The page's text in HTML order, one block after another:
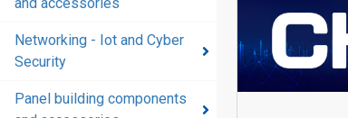
and accessories
Networking - Iot and Cyber
Security
Panel building components